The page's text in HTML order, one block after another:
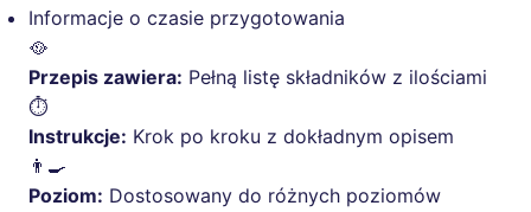
Informacje o czasie przygotowania
🥘
Przepis zawiera: Pełną listę składników z ilościami
⏱️
Instrukcje: Krok po kroku z dokładnym opisem
👨‍🍳
Poziom: Dostosowany do różnych poziomów